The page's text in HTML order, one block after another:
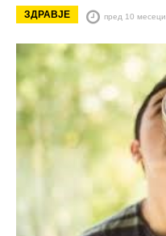
ЗДРАВЈЕ пред 10 месеци